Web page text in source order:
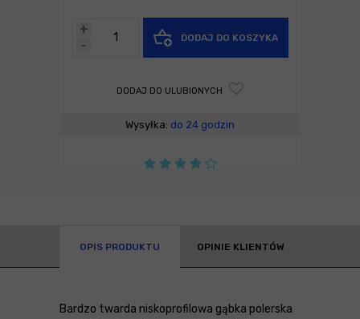
-
+
DODAJ DO KOSZYKA
DODAJ DO ULUBIONYCH
Wysyłka: do 24 godzin
OPIS PRODUKTU OPINIE KLIENTÓW
Bardzo twarda niskoprofilowa gąbka polerska